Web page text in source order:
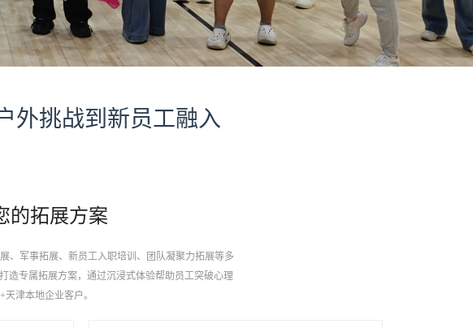
外挑战到新员工融入
的拓展方案
、军事拓展、新员工入职培训、团队凝聚力拓展等多
造专属拓展方案，通过沉浸式体验帮助员工突破心理
津本地企业客户。